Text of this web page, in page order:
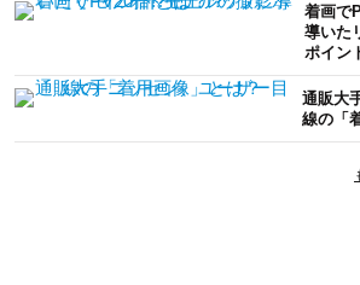
着画で
導いた
ポイン
通販大
線の「